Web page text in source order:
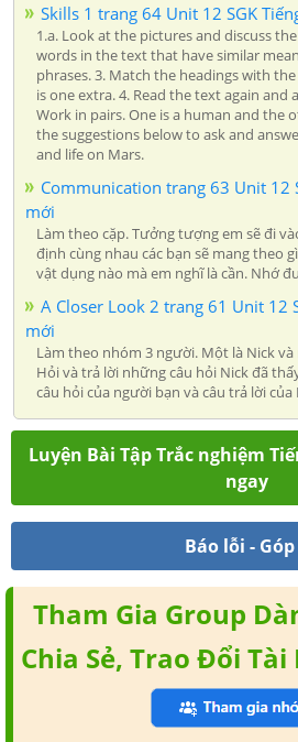
Skills 1 trang 64 Unit 12 SGK
1.a. Look at the pictures and discuss
words in the text that have similar
phrases. 3. Match the headings with
is one extra. 4. Read the text again and
Work in pairs. One is a human and the
the suggestions below to ask and
and life on Mars.
Communication trang 63 Unit 12
mới
Làm theo cặp. Tưởng tượng em sẽ đi
định cùng nhau các bạn sẽ mang theo
vật dụng nào mà em nghĩ là cần. Nhớ
A Closer Look 2 trang 61 Unit 12
mới
Làm theo nhóm 3 người. Một là Nick
Hỏi và trả lời những câu hỏi Nick đã
câu hỏi của người bạn và câu trả lời của
Luyện Bài Tập Trắc nghiệm
ngay
Báo lỗi -
Tham Gia Group
Chia Sẻ, Trao Đổi